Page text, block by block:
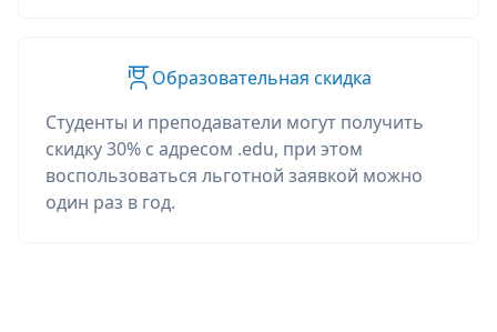
Образовательная скидка
Студенты и преподаватели могут получить
скидку 30% с адресом .edu, при этом
воспользоваться льготной заявкой можно
один раз в год.